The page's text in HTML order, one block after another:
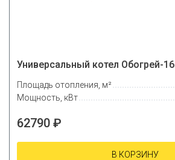
Универсальный котел Обогрей-16
Площадь отопления, м²
Мощность, кВт
62790 ₽
В КОРЗИНУ